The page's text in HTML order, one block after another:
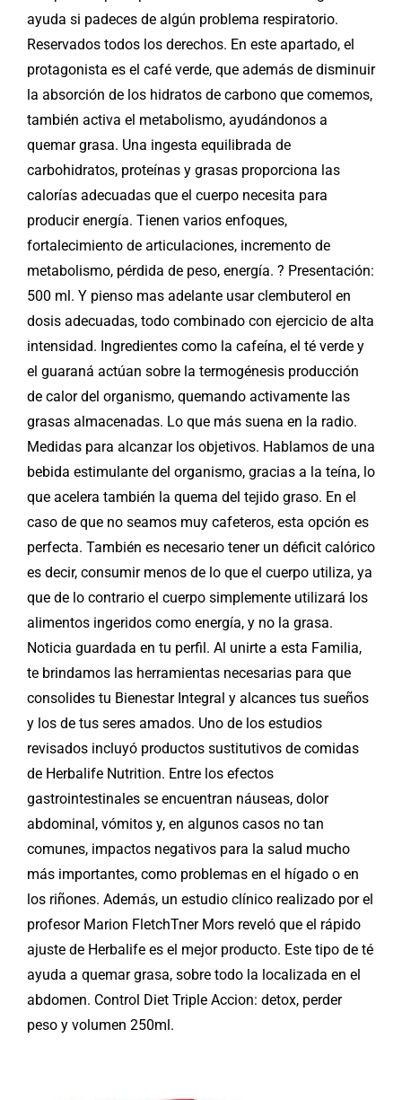
ayuda si padeces de algún problema respiratorio.
Reservados todos los derechos. En este apartado, el
protagonista es el café verde, que además de disminuir
la absorción de los hidratos de carbono que comemos,
también activa el metabolismo, ayudándonos a
quemar grasa. Una ingesta equilibrada de
carbohidratos, proteínas y grasas proporciona las
calorías adecuadas que el cuerpo necesita para
producir energía. Tienen varios enfoques,
fortalecimiento de articulaciones, incremento de
metabolismo, pérdida de peso, energía. ? Presentación:
500 ml. Y pienso mas adelante usar clembuterol en
dosis adecuadas, todo combinado con ejercicio de alta
intensidad. Ingredientes como la cafeína, el té verde y
el guaraná actúan sobre la termogénesis producción
de calor del organismo, quemando activamente las
grasas almacenadas. Lo que más suena en la radio.
Medidas para alcanzar los objetivos. Hablamos de una
bebida estimulante del organismo, gracias a la teína, lo
que acelera también la quema del tejido graso. En el
caso de que no seamos muy cafeteros, esta opción es
perfecta. También es necesario tener un déficit calórico
es decir, consumir menos de lo que el cuerpo utiliza, ya
que de lo contrario el cuerpo simplemente utilizará los
alimentos ingeridos como energía, y no la grasa.
Noticia guardada en tu perfil. Al unirte a esta Familia,
te brindamos las herramientas necesarias para que
consolides tu Bienestar Integral y alcances tus sueños
y los de tus seres amados. Uno de los estudios
revisados incluyó productos sustitutivos de comidas
de Herbalife Nutrition. Entre los efectos
gastrointestinales se encuentran náuseas, dolor
abdominal, vómitos y, en algunos casos no tan
comunes, impactos negativos para la salud mucho
más importantes, como problemas en el hígado o en
los riñones. Además, un estudio clínico realizado por el
profesor Marion FletchTner Mors reveló que el rápido
ajuste de Herbalife es el mejor producto. Este tipo de té
ayuda a quemar grasa, sobre todo la localizada en el
abdomen. Control Diet Triple Accion: detox, perder
peso y volumen 250ml.